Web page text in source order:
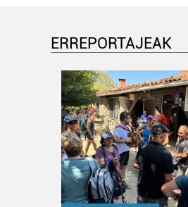
ERREPORTAJEAK